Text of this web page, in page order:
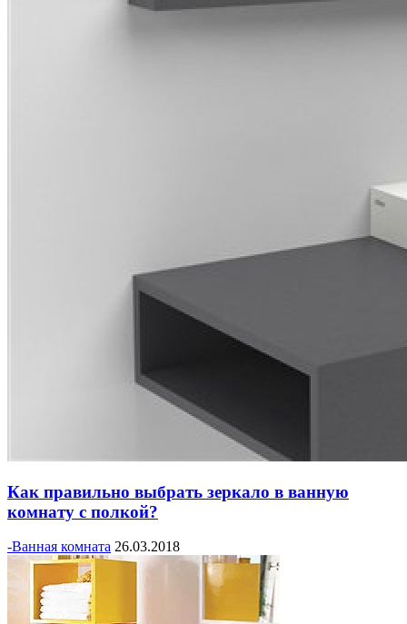
Как правильно выбрать зеркало в ванную
комнату с полкой?
-Ванная комната 26.03.2018